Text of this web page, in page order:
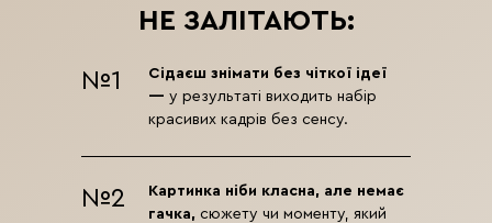
НЕ ЗАЛІТАЮТЬ:
Сідаєш знімати без чіткої ідеї
— у результаті виходить набір
красивих кадрів без сенсу.
№1
Картинка ніби класна, але немає
гачка, сюжету чи моменту, який
№2